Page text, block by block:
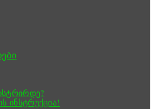
ინსტრუქცია!